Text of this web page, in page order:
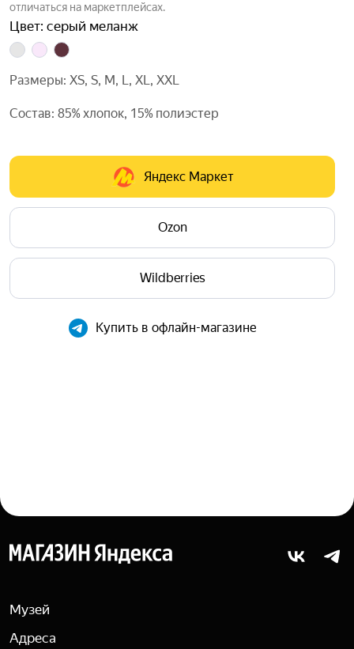
отличаться на маркетплейсах.
Цвет: серый меланж
Размеры: XS, S, M, L, XL, XXL
Состав: 85% хлопок, 15% полиэстер
Яндекс Маркет
Ozon
Wildberries
Купить в офлайн-магазине
Яндекс
Музей
Адреса